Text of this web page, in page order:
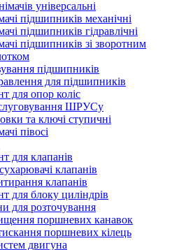
універсальні
підшипників механічні
підшипників гідравлічні
підшипників зі зворотним
підшипників
для підшипників
для опор коліс
ШРУСу
та ключі ступичні
півосі
для клапанів
клапанів
клапанів
для блоку циліндрів
для розточування
поршневих канавок
поршневих кілець
двигуна